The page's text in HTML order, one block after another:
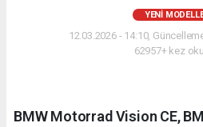
YENI
12.03.2026 - 14:10,
62957+ kez
BMW Motorrad Vision CE,